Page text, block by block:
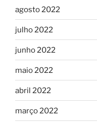
agosto 2022
julho 2022
junho 2022
maio 2022
abril 2022
março 2022